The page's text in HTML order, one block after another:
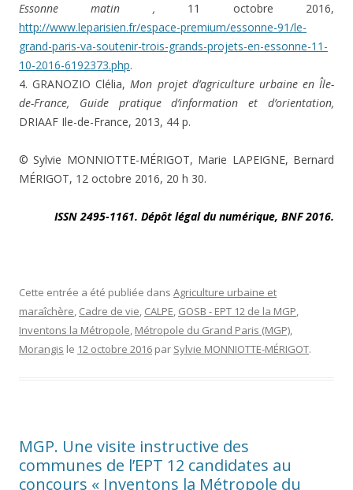
Essonne matin , 11 octobre 2016,
http://www.leparisien.fr/espace-premium/essonne-91/le-
grand-paris-va-soutenir-trois-grands-projets-en-essonne-11-
10-2016-6192373.php.
4. GRANOZIO Clélia,Mon projet d’agriculture urbaine en Île-
de-France, Guide pratique d’information et d’orientation,
DRIAAF Ile-de-France, 2013, 44 p.
© Sylvie MONNIOTTE-MÉRIGOT, Marie LAPEIGNE, Bernard
MÉRIGOT, 12 octobre 2016, 20 h 30.
ISSN 2495-1161. Dépôt légal du numérique, BNF 2016.
Cette entrée a été publiée dans Agriculture urbaine et
maraîchère, Cadre de vie, CALPE, GOSB - EPT 12 de la MGP,
Inventons la Métropole, Métropole du Grand Paris (MGP),
Morangis le 12 octobre 2016 par Sylvie MONNIOTTE-MÉRIGOT.
MGP. Une visite instructive des
communes de l’EPT 12 candidates au
concours « Inventons la Métropole du